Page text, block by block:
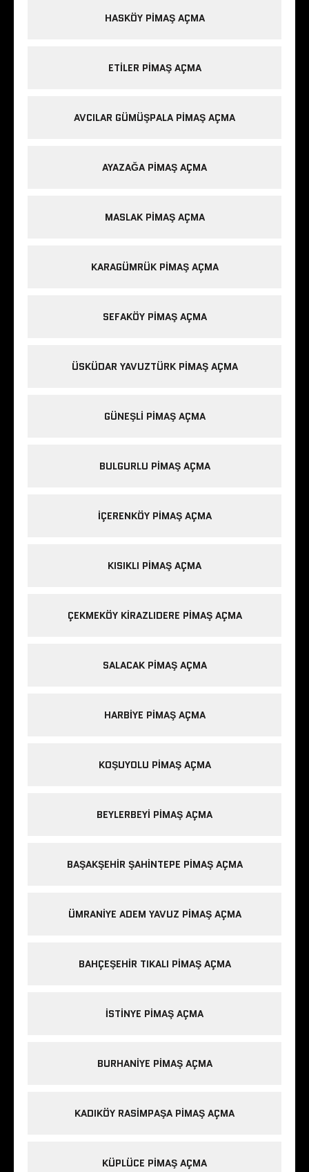
HASKÖY PIMAŞ AÇMA
ETILER PIMAŞ AÇMA
AVCILAR GÜMÜŞPALA PIMAŞ AÇMA
AYAZAĞA PIMAŞ AÇMA
MASLAK PIMAŞ AÇMA
KARAGÜMRÜK PIMAŞ AÇMA
SEFAKÖY PIMAŞ AÇMA
ÜSKÜDAR YAVUZTÜRK PIMAŞ AÇMA
GÜNEŞLI PIMAŞ AÇMA
BULGURLU PIMAŞ AÇMA
IÇERENKÖY PIMAŞ AÇMA
KISIKLI PIMAŞ AÇMA
ÇEKMEKÖY KIRAZLIDERE PIMAŞ AÇMA
SALACAK PIMAŞ AÇMA
HARBIYE PIMAŞ AÇMA
KOŞUYOLU PIMAŞ AÇMA
BEYLERBEYI PIMAŞ AÇMA
BAŞAKŞEHIR ŞAHINTEPE PIMAŞ AÇMA
ÜMRANIYE ADEM YAVUZ PIMAŞ AÇMA
BAHÇEŞEHIR TIKALI PIMAŞ AÇMA
ISTINYE PIMAŞ AÇMA
BURHANIYE PIMAŞ AÇMA
KADIKÖY RASIMPAŞA PIMAŞ AÇMA
KÜPLÜCE PIMAŞ AÇMA